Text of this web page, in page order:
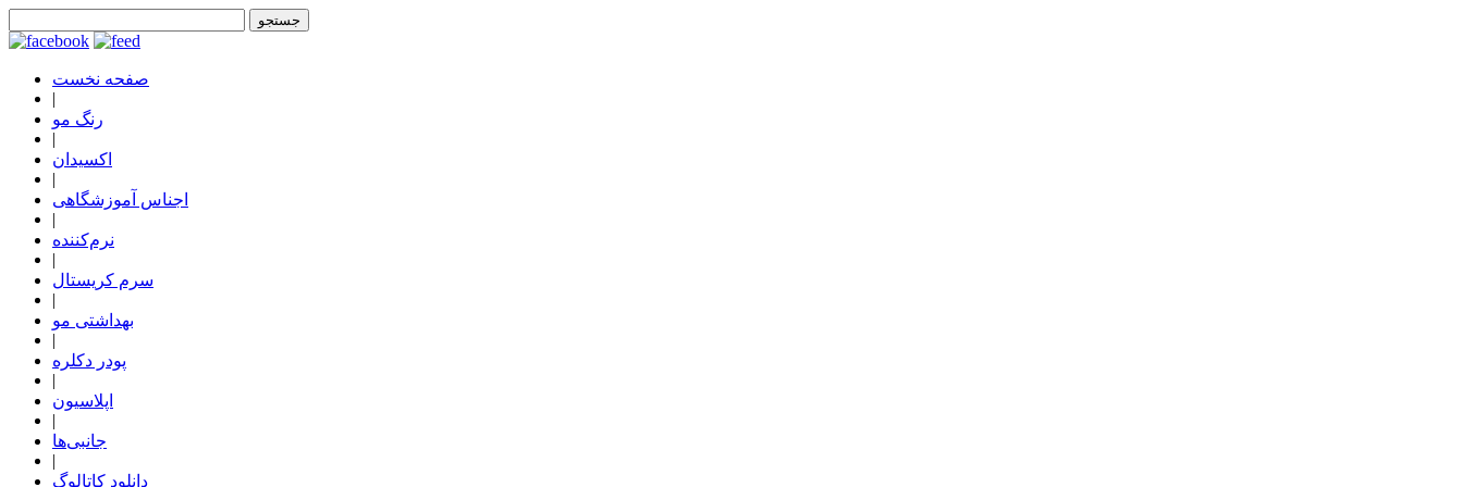
صفحه نخست
|
رنگ مو
|
اکسیدان
|
اجناس آموزشگاهی
|
نرم‌کننده
|
سرم کریستال
|
بهداشتی مو
|
پودر دکلره
|
اپلاسیون
|
جانبی‌ها
|
دانلود کاتالوگ